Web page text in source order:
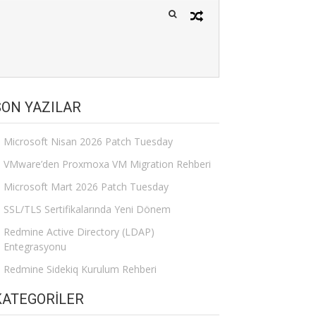
YAZILAR
Microsoft Nisan 2026 Patch Tuesday
VMware’den Proxmoxa VM Migration Rehberi
Microsoft Mart 2026 Patch Tuesday
SSL/TLS Sertifikalarında Yeni Dönem
Redmine Active Directory (LDAP)
Entegrasyonu
Redmine Sidekiq Kurulum Rehberi